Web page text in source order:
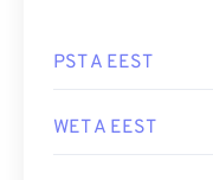
PST A EEST
WET A EEST